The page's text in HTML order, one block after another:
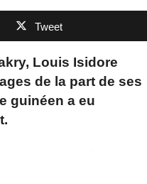
Tweet
Louis Isidore
de la part de ses
guinéen a eu